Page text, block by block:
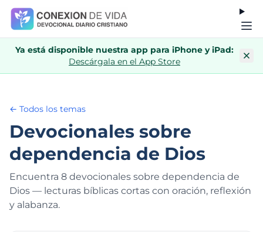
Ya está disponible nuestra app para iPhone y iPad:
Descárgala en el App Store
← Todos los temas
Devocionales sobre
dependencia de Dios
Encuentra 8 devocionales sobre dependencia de
Dios — lecturas bíblicas cortas con oración, reflexión
y alabanza.